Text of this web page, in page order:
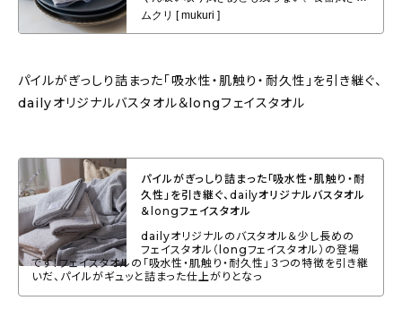
パイルがぎっしり詰まった「吸水性・肌触り・耐久性」を引き継ぐ、
dailyオリジナルバスタオル＆longフェイスタオル
パイルがぎっしり詰まった「吸水性・肌触り・耐
久性」を引き継ぐ、dailyオリジナルバスタオル
＆longフェイスタオル
dailyオリジナルのバスタオル＆少し長めの
フェイスタオル（longフェイスタオル）の登場
です！フェイスタオルの「吸水性・肌触り・耐久性」３つの特徴を引き継
いだ、パイルがギュッと詰まった仕上がりとなっ